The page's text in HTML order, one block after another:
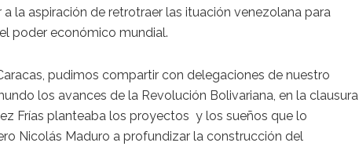
la aspiración de retrotraer las ituación venezolana para
poder económico mundial.
pudimos compartir con delegaciones de nuestro
los avances de la Revolución Bolivariana, en la clausura
Frías planteaba los proyectos y los sueños que lo
Nicolás Maduro a profundizar la construcción del